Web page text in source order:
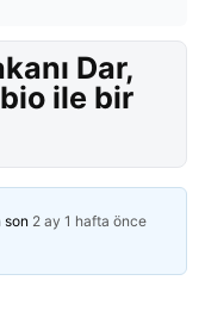
Dar,
ile bir
son 2 ay 1 hafta önce